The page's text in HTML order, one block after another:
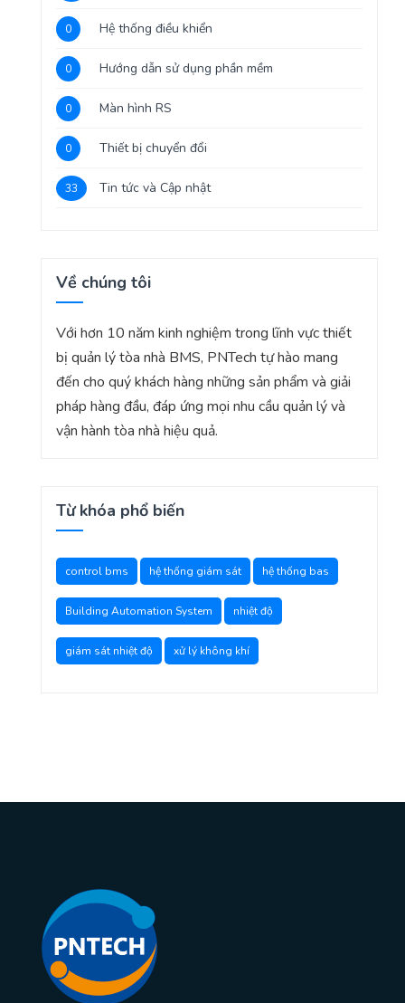
0 Hệ thống điều khiển
0 Hướng dẫn sử dụng phần mềm
0 Màn hình RS
0 Thiết bị chuyển đổi
33 Tin tức và Cập nhật
Về chúng tôi
Với hơn 10 năm kinh nghiệm trong lĩnh vực thiết
bị quản lý tòa nhà BMS, PNTech tự hào mang
đến cho quý khách hàng những sản phẩm và giải
pháp hàng đầu, đáp ứng mọi nhu cầu quản lý và
vận hành tòa nhà hiệu quả.
Từ khóa phổ biến
control bms hệ thống giám sát hệ thống bas
Building Automation System nhiệt độ
giám sát nhiệt độ xử lý không khí